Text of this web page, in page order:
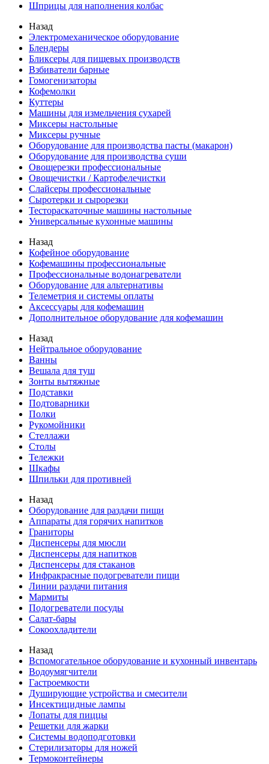
Шприцы для наполнения колбас
Назад
Электромеханическое оборудование
Блендеры
Бликсеры для пищевых производств
Взбиватели барные
Гомогенизаторы
Кофемолки
Куттеры
Машины для измельчения сухарей
Миксеры настольные
Миксеры ручные
Оборудование для производства пасты (макарон)
Оборудование для производства суши
Овощерезки профессиональные
Овощечистки / Картофелечистки
Слайсеры профессиональные
Сыротерки и сырорезки
Тестораскаточные машины настольные
Универсальные кухонные машины
Назад
Кофейное оборудование
Кофемашины профессиональные
Профессиональные водонагреватели
Оборудование для альтернативы
Телеметрия и системы оплаты
Аксессуары для кофемашин
Дополнительное оборудование для кофемашин
Назад
Нейтральное оборудование
Ванны
Вешала для туш
Зонты вытяжные
Подставки
Подтоварники
Полки
Рукомойники
Стеллажи
Столы
Тележки
Шкафы
Шпильки для противней
Назад
Оборудование для раздачи пищи
Аппараты для горячих напитков
Граниторы
Диспенсеры для мюсли
Диспенсеры для напитков
Диспенсеры для стаканов
Инфракрасные подогреватели пищи
Линии раздачи питания
Мармиты
Подогреватели посуды
Салат-бары
Сокоохладители
Назад
Вспомогательное оборудование и кухонный инвентарь
Водоумягчители
Гастроемкости
Душирующие устройства и смесители
Инсектицидные лампы
Лопаты для пиццы
Решетки для жарки
Системы водоподготовки
Стерилизаторы для ножей
Термоконтейнеры